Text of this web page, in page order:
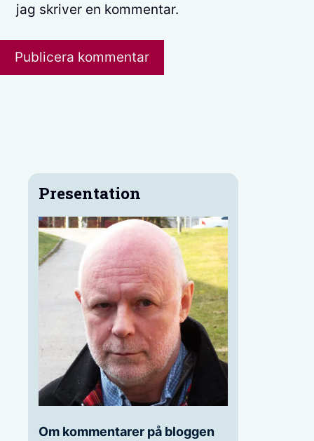
jag skriver en kommentar.
Presentation
Om kommentarer på bloggen